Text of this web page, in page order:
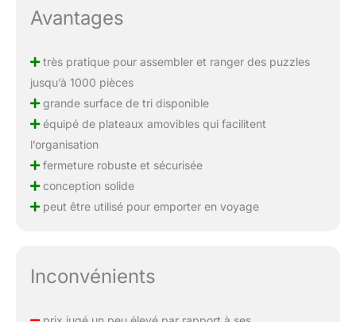
Avantages
très pratique pour assembler et ranger des puzzles
jusqu’à 1000 pièces
grande surface de tri disponible
équipé de plateaux amovibles qui facilitent
l’organisation
fermeture robuste et sécurisée
conception solide
peut être utilisé pour emporter en voyage
Inconvénients